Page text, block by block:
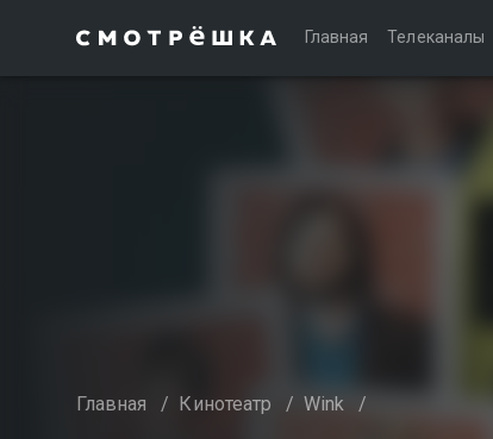
Главная Телеканалы
Главная / Кинотеатр / Wink /